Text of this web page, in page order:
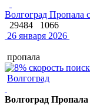
Волгоград Пропала
29484
1066
26 января 2026
пропала
Волгоград
Волгоград Пропала